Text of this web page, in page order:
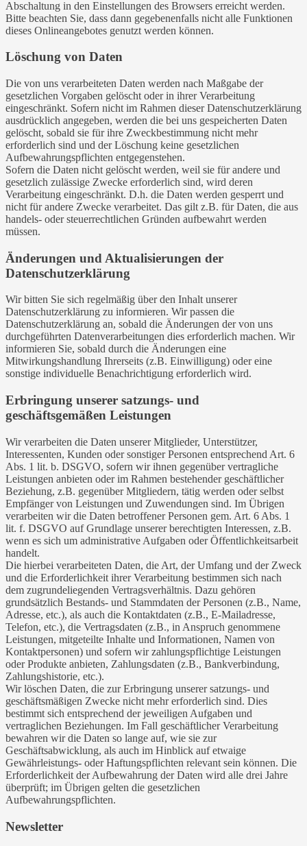
Abschaltung in den Einstellungen des Browsers erreicht werden.
Bitte beachten Sie, dass dann gegebenenfalls nicht alle Funktionen
dieses Onlineangebotes genutzt werden können.
Löschung von Daten
Die von uns verarbeiteten Daten werden nach Maßgabe der
gesetzlichen Vorgaben gelöscht oder in ihrer Verarbeitung
eingeschränkt. Sofern nicht im Rahmen dieser Datenschutzerklärung
ausdrücklich angegeben, werden die bei uns gespeicherten Daten
gelöscht, sobald sie für ihre Zweckbestimmung nicht mehr
erforderlich sind und der Löschung keine gesetzlichen
Aufbewahrungspflichten entgegenstehen.
Sofern die Daten nicht gelöscht werden, weil sie für andere und
gesetzlich zulässige Zwecke erforderlich sind, wird deren
Verarbeitung eingeschränkt. D.h. die Daten werden gesperrt und
nicht für andere Zwecke verarbeitet. Das gilt z.B. für Daten, die aus
handels- oder steuerrechtlichen Gründen aufbewahrt werden
müssen.
Änderungen und Aktualisierungen der
Datenschutzerklärung
Wir bitten Sie sich regelmäßig über den Inhalt unserer
Datenschutzerklärung zu informieren. Wir passen die
Datenschutzerklärung an, sobald die Änderungen der von uns
durchgeführten Datenverarbeitungen dies erforderlich machen. Wir
informieren Sie, sobald durch die Änderungen eine
Mitwirkungshandlung Ihrerseits (z.B. Einwilligung) oder eine
sonstige individuelle Benachrichtigung erforderlich wird.
Erbringung unserer satzungs- und
geschäftsgemäßen Leistungen
Wir verarbeiten die Daten unserer Mitglieder, Unterstützer,
Interessenten, Kunden oder sonstiger Personen entsprechend Art. 6
Abs. 1 lit. b. DSGVO, sofern wir ihnen gegenüber vertragliche
Leistungen anbieten oder im Rahmen bestehender geschäftlicher
Beziehung, z.B. gegenüber Mitgliedern, tätig werden oder selbst
Empfänger von Leistungen und Zuwendungen sind. Im Übrigen
verarbeiten wir die Daten betroffener Personen gem. Art. 6 Abs. 1
lit. f. DSGVO auf Grundlage unserer berechtigten Interessen, z.B.
wenn es sich um administrative Aufgaben oder Öffentlichkeitsarbeit
handelt.
Die hierbei verarbeiteten Daten, die Art, der Umfang und der Zweck
und die Erforderlichkeit ihrer Verarbeitung bestimmen sich nach
dem zugrundeliegenden Vertragsverhältnis. Dazu gehören
grundsätzlich Bestands- und Stammdaten der Personen (z.B., Name,
Adresse, etc.), als auch die Kontaktdaten (z.B., E-Mailadresse,
Telefon, etc.), die Vertragsdaten (z.B., in Anspruch genommene
Leistungen, mitgeteilte Inhalte und Informationen, Namen von
Kontaktpersonen) und sofern wir zahlungspflichtige Leistungen
oder Produkte anbieten, Zahlungsdaten (z.B., Bankverbindung,
Zahlungshistorie, etc.).
Wir löschen Daten, die zur Erbringung unserer satzungs- und
geschäftsmäßigen Zwecke nicht mehr erforderlich sind. Dies
bestimmt sich entsprechend der jeweiligen Aufgaben und
vertraglichen Beziehungen. Im Fall geschäftlicher Verarbeitung
bewahren wir die Daten so lange auf, wie sie zur
Geschäftsabwicklung, als auch im Hinblick auf etwaige
Gewährleistungs- oder Haftungspflichten relevant sein können. Die
Erforderlichkeit der Aufbewahrung der Daten wird alle drei Jahre
überprüft; im Übrigen gelten die gesetzlichen
Aufbewahrungspflichten.
Newsletter